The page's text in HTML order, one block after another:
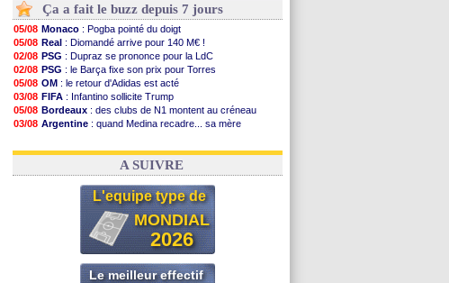
Ça a fait le buzz depuis 7 jours
05/08 Monaco : Pogba pointé du doigt
05/08 Real : Diomandé arrive pour 140 M€ !
02/08 PSG : Dupraz se prononce pour la LdC
02/08 PSG : le Barça fixe son prix pour Torres
05/08 OM : le retour d'Adidas est acté
03/08 FIFA : Infantino sollicite Trump
05/08 Bordeaux : des clubs de N1 montent au créneau
03/08 Argentine : quand Medina recadre... sa mère
03/08 OM: Paixão attire un 2e club anglais
A SUIVRE
L'equipe type de
MONDIAL
2026
Le meilleur effectif